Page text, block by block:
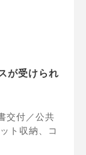
が受けられ
交付／公共
ト収納、コ